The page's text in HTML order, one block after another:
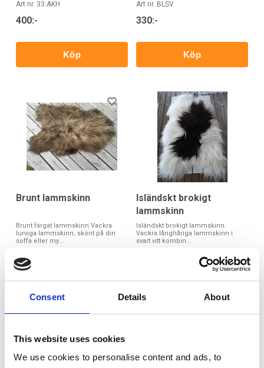
Consent Details About
This website uses cookies
We use cookies to personalise content and ads, to
Art nr. 33.AKH
400:-
Köp
Art nr. BLSV
330:-
Köp
Brunt lammskinn
Brunt färgat lammskinn Vackra
lurviga lammskinn, skönt på din
soffa eller my...
700:-
Isländskt brokigt
lammskinn
Isländskt brokigt lammskinn.
Vackra långhåriga lammskinn i
svart vitt kombin...